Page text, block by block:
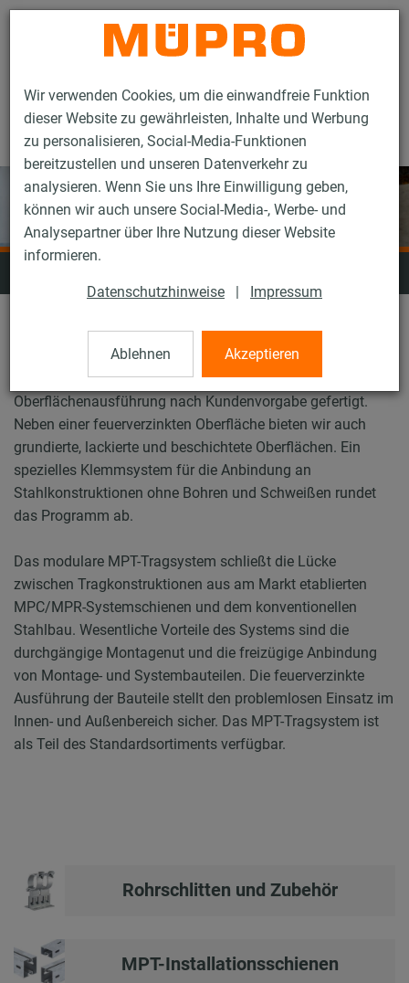
Wir verwenden Cookies, um die einwandfreie Funktion
dieser Website zu gewährleisten, Inhalte und Werbung
zu personalisieren, Social-Media-Funktionen
bereitzustellen und unseren Datenverkehr zu
analysieren. Wenn Sie uns Ihre Einwilligung geben,
können wir auch unsere Social-Media-, Werbe- und
Analysepartner über Ihre Nutzung dieser Website
informieren.
Datenschutzhinweise | Impressum
Ablehnen Akzeptieren
Kontakt
Unsere schwere Rohrbefestigung für Industrie- und
Anlagenbau sowie schwere Haustechnik wird
auftragsbezogen und hinsichtlich Werkstoff- und
Oberflächenausführung nach Kundenvorgabe gefertigt.
Neben einer feuerverzinkten Oberfläche bieten wir auch
grundierte, lackierte und beschichtete Oberflächen. Ein
spezielles Klemmsystem für die Anbindung an
Stahlkonstruktionen ohne Bohren und Schweißen rundet
das Programm ab.
Das modulare MPT-Tragsystem schließt die Lücke
zwischen Tragkonstruktionen aus am Markt etablierten
MPC/MPR-Systemschienen und dem konventionellen
Stahlbau. Wesentliche Vorteile des Systems sind die
durchgängige Montagenut und die freizügige Anbindung
von Montage- und Systembauteilen. Die feuerverzinkte
Ausführung der Bauteile stellt den problemlosen Einsatz im
Innen- und Außenbereich sicher. Das MPT-Tragsystem ist
als Teil des Standardsortiments verfügbar.
Rohrschlitten und Zubehör
MPT-Installationsschienen